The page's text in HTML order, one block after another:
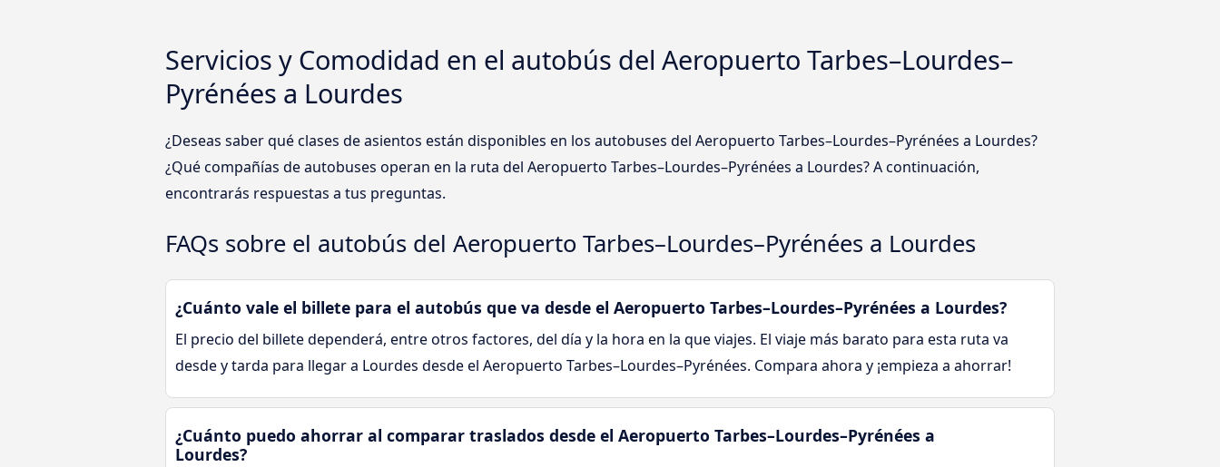
Servicios y Comodidad en el autobús del Aeropuerto Tarbes–Lourdes–
Pyrénées a Lourdes
¿Deseas saber qué clases de asientos están disponibles en los autobuses del Aeropuerto Tarbes–Lourdes–Pyrénées a Lourdes?
¿Qué compañías de autobuses operan en la ruta del Aeropuerto Tarbes–Lourdes–Pyrénées a Lourdes? A continuación,
encontrarás respuestas a tus preguntas.
FAQs sobre el autobús del Aeropuerto Tarbes–Lourdes–Pyrénées a Lourdes
¿Cuánto vale el billete para el autobús que va desde el Aeropuerto Tarbes–Lourdes–Pyrénées a Lourdes?
El precio del billete dependerá, entre otros factores, del día y la hora en la que viajes. El viaje más barato para esta ruta va
desde y tarda para llegar a Lourdes desde el Aeropuerto Tarbes–Lourdes–Pyrénées. Compara ahora y ¡empieza a ahorrar!
¿Cuánto puedo ahorrar al comparar traslados desde el Aeropuerto Tarbes–Lourdes–Pyrénées a
Lourdes?